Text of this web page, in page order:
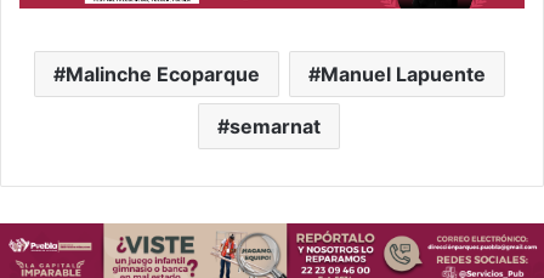
Malinche Ecoparque Manuel Lapuente
semarnat